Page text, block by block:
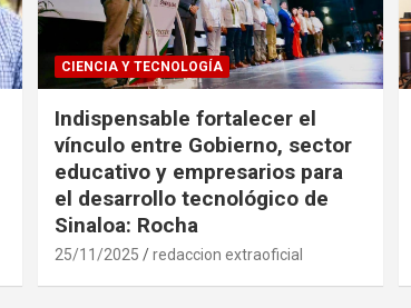
CIENCIA Y TECNOLOGÍA
Indispensable fortalecer el
vínculo entre Gobierno, sector
educativo y empresarios para
el desarrollo tecnológico de
Sinaloa: Rocha
25/11/2025 redaccion extraoficial